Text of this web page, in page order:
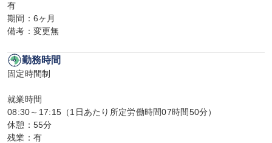
有
期間：6ヶ月
備考：変更無
勤務時間
固定時間制
就業時間
08:30～17:15（1日あたり所定労働時間07時間50分）
休憩：55分
残業：有